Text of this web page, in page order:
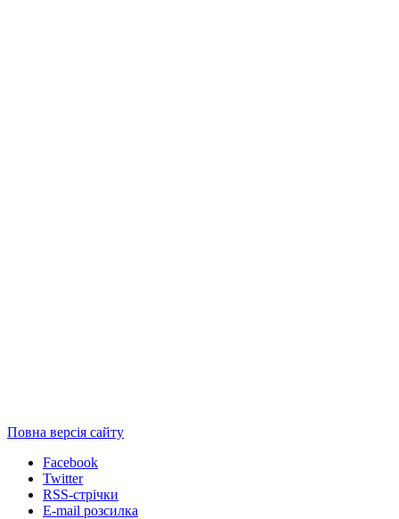
Повна версія сайту
Facebook
Twitter
RSS-стрічки
E-mail розсилка